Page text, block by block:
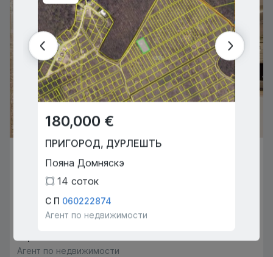
500,000 €
КИШИНЁВ,ЦЕНТР
Чокырлией
3 173 m2
Агент по недвижимости
180,000 €
ПРИГОРОД, ДУРЛЕШТЬ
Пояна Домняскэ
14 соток
С П 060222874
Агент по недвижимости